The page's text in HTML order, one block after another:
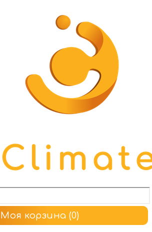
Моя корзина (0)